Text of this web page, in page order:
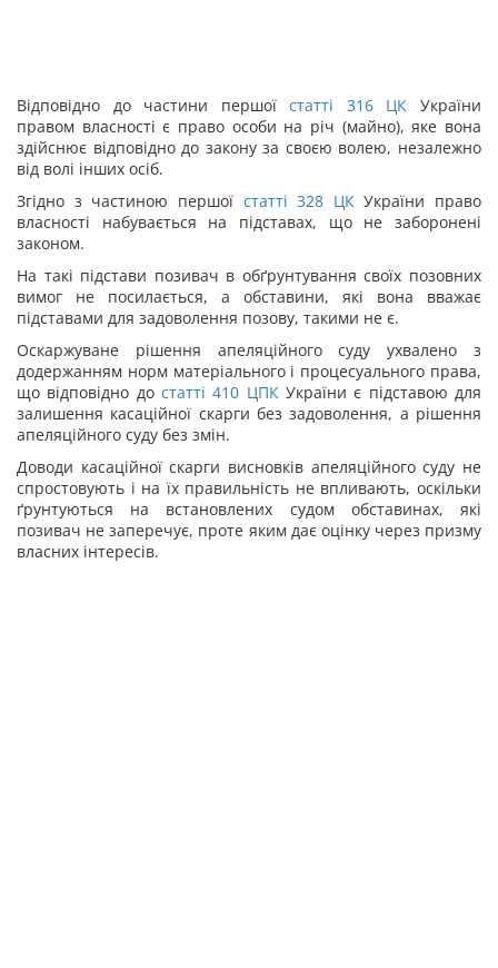
Відповідно до частини першоїстатті 316 ЦК України
правом власності є право особи на річ (майно), яке вона
здійснює відповідно до закону за своєю волею, незалежно
від волі інших осіб.
Згідно з частиною першої статті 328 ЦКУкраїни право
власності набувається на підставах, що не заборонені
законом.
На такі підстави позивач в обґрунтування своїх позовних
вимог не посилається, а обставини, які вона вважає
підставами для задоволення позову, такими не є.
Оскаржуване рішення апеляційного суду ухвалено з
додержанням норм матеріального і процесуального права,
що відповідно до статті 410 ЦПКУкраїни є підставою для
залишення касаційної скарги без задоволення, а рішення
апеляційного суду без змін.
Доводи касаційної скарги висновків апеляційного суду не
спростовують і на їх правильність не впливають, оскільки
ґрунтуються на встановлених судом обставинах, які
позивач не заперечує, проте яким дає оцінку через призму
власних інтересів.